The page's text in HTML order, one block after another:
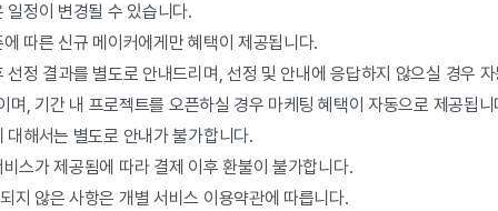
일정이 변경될 수 있습니다.
따른 신규 메이커에게만 혜택이 제공됩니다.
선정 결과를 별도로 안내드리며, 선정 및 안내에 응답하지 않으실 경우
며, 기간 내 프로젝트를 오픈하실 경우 마케팅 혜택이 자동으로 제공됩니
대해서는 별도로 안내가 불가합니다.
스가 제공됨에 따라 결제 이후 환불이 불가합니다.
지 않은 사항은 개별 서비스 이용약관에 따릅니다.